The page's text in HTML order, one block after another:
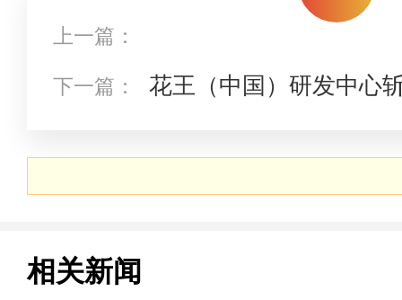
上一篇：
下一篇：
花王（中国）研发中心
相关新闻